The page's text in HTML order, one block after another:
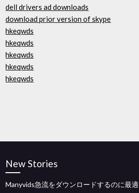
dell drivers ad downloads
download prior version of skype
hkeqwds
hkeqwds
hkeqwds
hkeqwds
hkeqwds
New Stories
Manyvids急流をダウンロードするのに最